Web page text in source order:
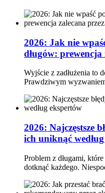
2026: Jak nie
długów: prewencja
Wyjście z zadłużenia to
Prawdziwym
2026: Najczęstsze
ich uniknąć
Problem z długami,
dotknąć każdego.